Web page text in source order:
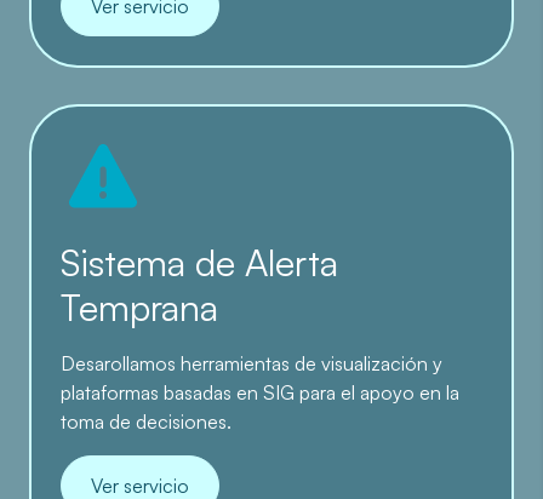
Ver servicio
Sistema de Alerta
Temprana
Desarollamos herramientas de visualización y
plataformas basadas en SIG para el apoyo en la
toma de decisiones.
Ver servicio